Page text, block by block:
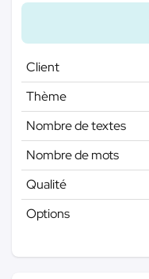
Client
Thème
Nombre de textes
Nombre de mots
Qualité
Options